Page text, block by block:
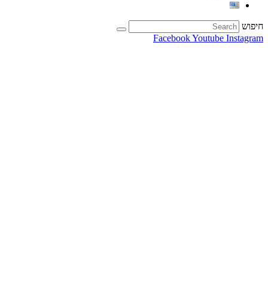
חיפוש
FacebookYoutube Instagram